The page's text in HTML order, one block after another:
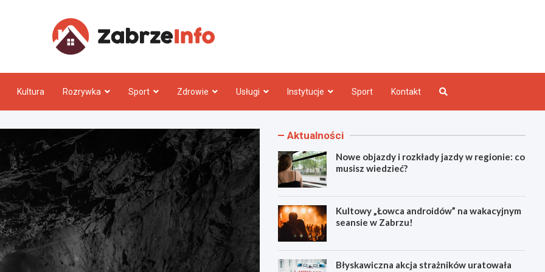
Kultura Rozrywka Sport Zdrowie Usługi Instytucje Sport Kontakt
Aktualności
Nowe objazdy i rozkłady jazdy w regionie: co
musisz wiedzieć?
Kultowy „Łowca androidów” na wakacyjnym
seansie w Zabrzu!
Błyskawiczna akcja strażników uratowała